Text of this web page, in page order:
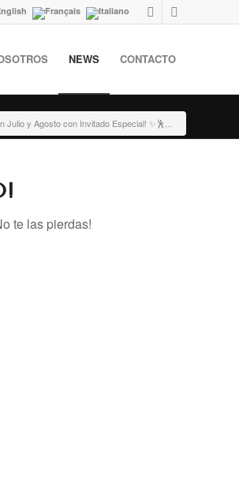
NEWS CONTACTO
Julio y Agosto con Invitado Especial! ✨🕺...
te las pierdas!